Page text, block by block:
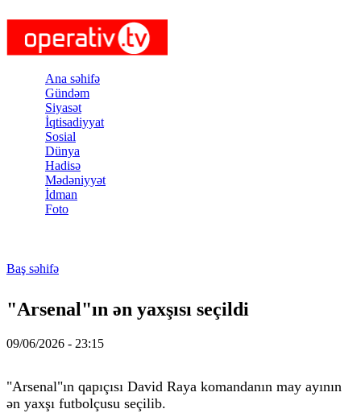
Ana səhifə
Gündəm
Siyasət
İqtisadiyyat
Sosial
Dünya
Hadisə
Mədəniyyət
İdman
Foto
Baş səhifə
"Arsenal"ın ən yaxşısı seçildi
09/06/2026 - 23:15
"Arsenal"ın qapıçısı David Raya komandanın may ayının
ən yaxşı futbolçusu seçilib.